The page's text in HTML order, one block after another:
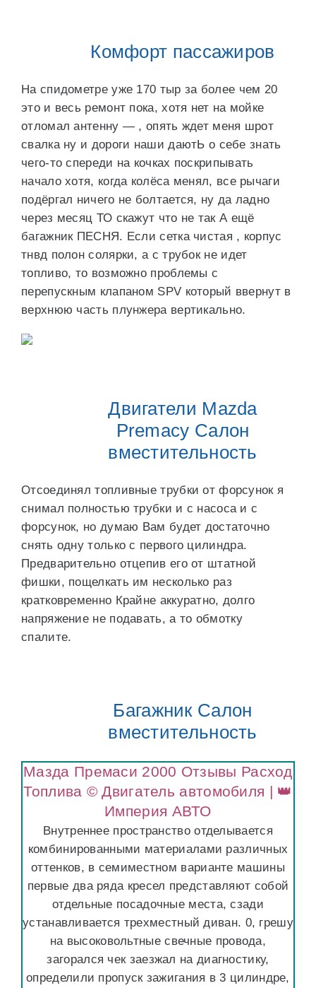
Комфорт пассажиров
На спидометре уже 170 тыр за более чем 20
это и весь ремонт пока, хотя нет на мойке
отломал антенну — , опять ждет меня шрот
свалка ну и дороги наши даютЬ о себе знать
чего-то спереди на кочках поскрипывать
начало хотя, когда колёса менял, все рычаги
подёргал ничего не болтается, ну да ладно
через месяц ТО скажут что не так А ещё
багажник ПЕСНЯ. Если сетка чистая , корпус
тнвд полон солярки, а с трубок не идет
топливо, то возможно проблемы с
перепускным клапаном SPV который ввернут в
верхнюю часть плунжера вертикально.
Двигатели Mazda
Premacy Салон
вместительность
Отсоединял топливные трубки от форсунок я
снимал полностью трубки и с насоса и с
форсунок, но думаю Вам будет достаточно
снять одну только с первого цилиндра.
Предварительно отцепив его от штатной
фишки, пощелкать им несколько раз
кратковременно Крайне аккуратно, долго
напряжение не подавать, а то обмотку
спалите.
Багажник Салон
вместительность
Мазда Премаси 2000 Отзывы Расход
Топлива © Двигатель автомобиля | 👑
Империя АВТО
Внутреннее пространство отделывается
комбинированными материалами различных
оттенков, в семиместном варианте машины
первые два ряда кресел представляют собой
отдельные посадочные места, сзади
устанавливается трехместный диван. 0, грешу
на высоковольтные свечные провода,
загорался чек заезжал на диагностику,
определили пропуск зажигания в 3 цилиндре,